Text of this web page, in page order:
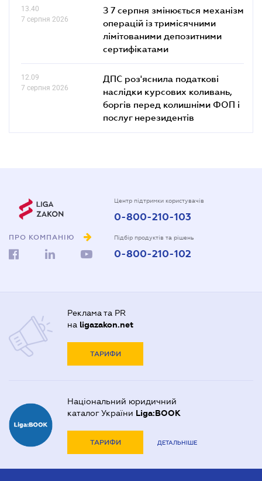
13.40
7 серпня 2026
З 7 серпня змінюється механізм
операцій із тримісячними
лімітованими депозитними
сертифікатами
12.09
7 серпня 2026
ДПС роз'яснила податкові
наслідки курсових коливань,
боргів перед колишніми ФОП і
послуг нерезидентів
ПРО КОМПАНІЮ
Центр підтримки користувачів
0-800-210-103
Підбір продуктів та рішень
0-800-210-102
Реклама та PR
на ligazakon.net
ТАРИФИ
Національний юридичний
каталог України Liga:BOOK
ТАРИФИ ДЕТАЛЬНІШЕ